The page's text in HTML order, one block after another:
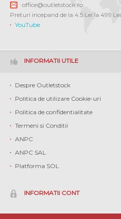
office@outletstock.ro
Preturi incepand de la 4.5 Lei la 499 Lei.
YouTube
INFORMATII UTILE
Despre Outletstock
Politica de utilizare Cookie-uri
Politica de confidentialitate
Termeni si Conditii
ANPC
ANPC SAL
Platforma SOL
INFORMATII CONT